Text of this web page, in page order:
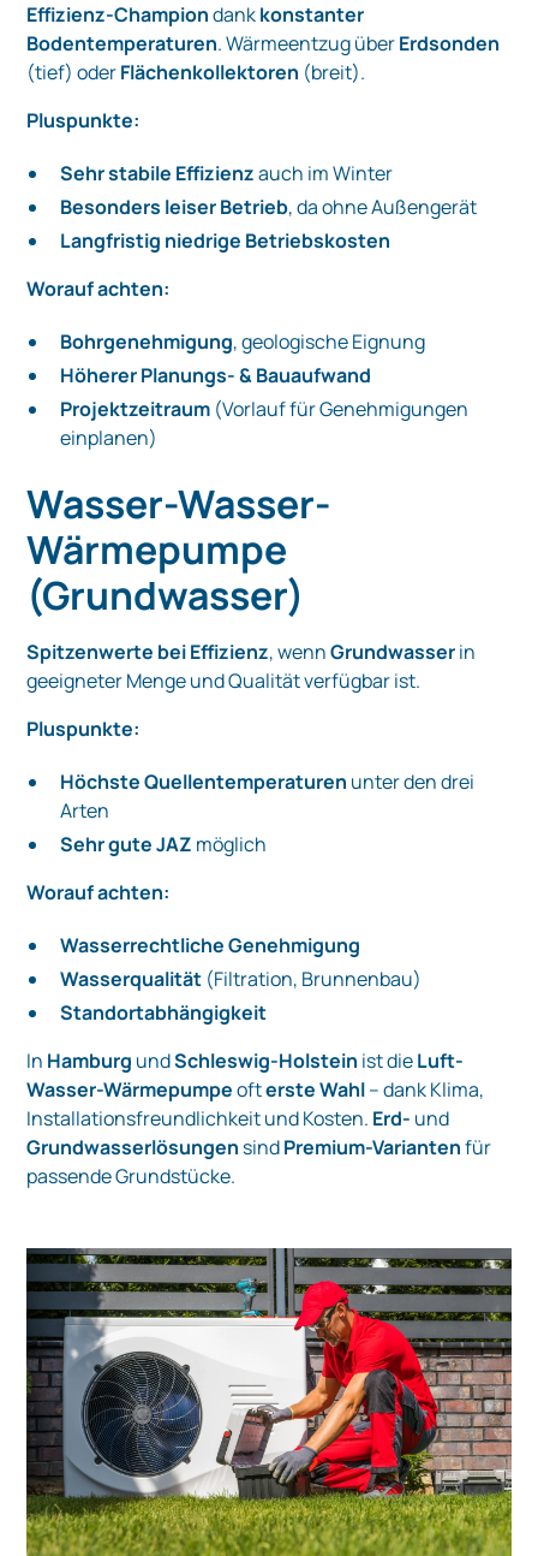
Effizienz-Championdankkonstanter
Bodentemperaturen. Wärmeentzug überErdsonden
(tief) oderFlächenkollektoren (breit).
Pluspunkte:
Sehr stabile Effizienzauch im Winter
Besonders leiser Betrieb, da ohne Außengerät
Langfristig niedrige Betriebskosten
Worauf achten:
Bohrgenehmigung, geologische Eignung
Höherer Planungs- & Bauaufwand
Projektzeitraum (Vorlauf für Genehmigungen
einplanen)
Wasser-Wasser-
Wärmepumpe
(Grundwasser)
Spitzenwerte bei Effizienz, wennGrundwasserin
geeigneter Menge und Qualität verfügbar ist.
Pluspunkte:
Höchste Quellentemperaturen unter den drei
Arten
Sehr gute JAZ möglich
Worauf achten:
Wasserrechtliche Genehmigung
Wasserqualität (Filtration, Brunnenbau)
Standortabhängigkeit
In Hamburg undSchleswig-Holstein ist dieLuft-
Wasser-Wärmepumpeofterste Wahl– dank Klima,
Installationsfreundlichkeit und Kosten. Erd- und
Grundwasserlösungen sindPremium-Variantenfür
passende Grundstücke.